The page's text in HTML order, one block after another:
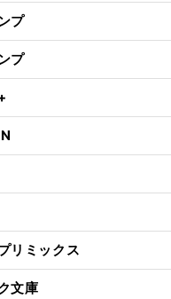
プ
プ
リミックス
文庫